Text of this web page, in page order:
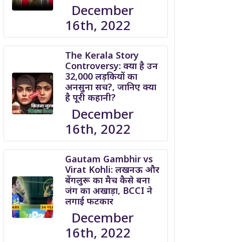
December
16th, 2022
The Kerala Story
Controversy: क्या है उन
32,000 लड़कियों का
अनसुना सच?, जानिए क्या
है पूरी कहानी?
December
16th, 2022
Gautam Gambhir vs
Virat Kohli: लखनऊ और
बेंगलुरू का मैच कैसे बना
जंग का अखाड़ा, BCCI ने
लगाई फटकार
December
16th, 2022